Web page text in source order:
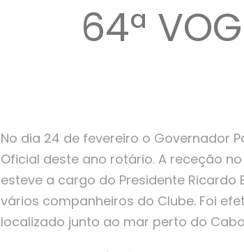
64ª
No dia 24 de fevereiro o Governador
Oficial deste ano rotário. A receção
esteve a cargo do Presidente
vários companheiros do Clube. Foi
localizado junto ao mar perto do